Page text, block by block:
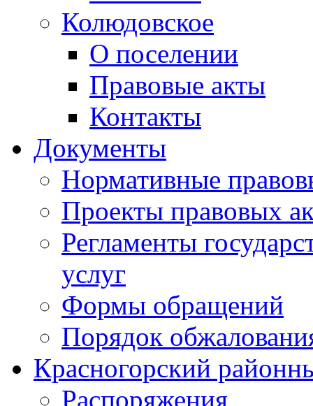
Колюдовское
О поселении
Правовые акты
Контакты
Документы
Нормативные
Проекты правовых
Регламенты
услуг
Формы обращений
Порядок
Красногорский
Распоряжения